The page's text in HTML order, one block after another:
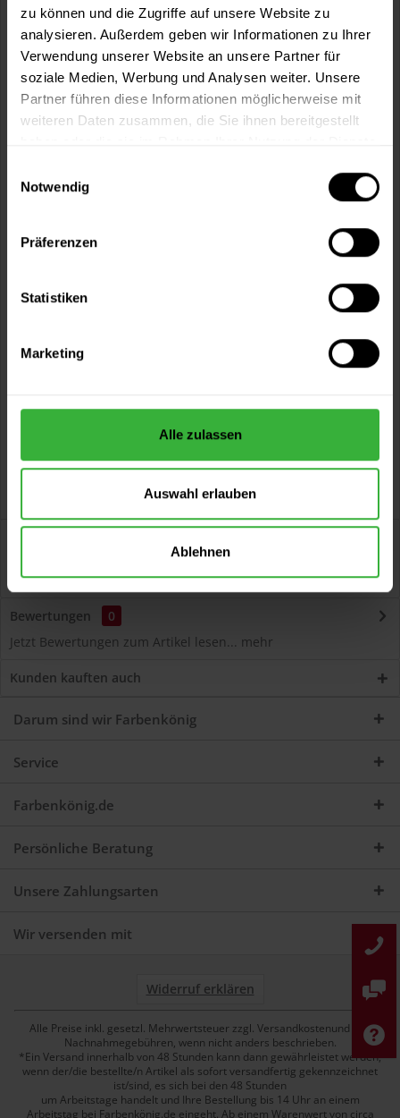
zu können und die Zugriffe auf unsere Website zu
analysieren. Außerdem geben wir Informationen zu Ihrer
Verwendung unserer Website an unsere Partner für
soziale Medien, Werbung und Analysen weiter. Unsere
Partner führen diese Informationen möglicherweise mit
weiteren Daten zusammen, die Sie ihnen bereitgestellt
Notwendig
Präferenzen
Statistiken
Marketing
Alle zulassen
Auswahl erlauben
Ablehnen
In denWarenkorb
Merken Fragen zum Artikel?
Kostenloser Versand ab 60 EUR
Persönliche Beratung unter040 60 77 65 23
Volvox Espressivo Lehmfarbe (Prime Grey) Lösemittelfreier,
dauerelastischer Wand- und...mehr
Bewertungen
0
Jetzt Bewertungen zum Artikel lesen... mehr
Kunden kauften auch
Darum sind wir Farbenkönig
Service
Farbenkönig.de
Persönliche Beratung
Unsere Zahlungsarten
Wir versenden mit
Widerruf erklären
Alle Preise inkl. gesetzl. Mehrwertsteuer zzgl. Versandkostenund ggf.
Nachnahmegebühren, wenn nicht anders beschrieben.
*Ein Versand innerhalb von 48 Stunden kann dann gewährleistet werden,
wenn der/die bestellte/n Artikel als sofort versandfertig gekennzeichnet
ist/sind, es sich bei den 48 Stunden
um Arbeitstage handelt und Ihre Bestellung bis 14 Uhr an einem
Arbeitstag bei Farbenkönig.de eingeht. Ab einem Warenwert von circa